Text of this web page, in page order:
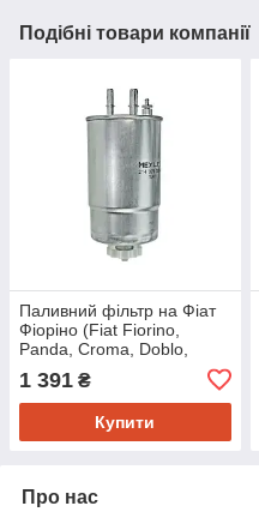
Подібні товари компанії
Паливний фільтр на Фіат
Фіоріно (Fiat Fiorino,
Panda, Croma, Doblo,
Punto, 500, Ducato, Stilo)
Meyle
1 391 ₴
Купити
Про нас